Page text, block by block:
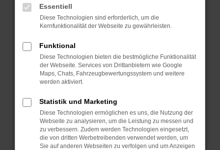
Überprüfe deine Firewall und deine
Internetverbindung.
deine Suchmaschine?
Prüfe deine Browsererweiterungen.
Manche Erweiterungen, wie Werbeblocker,
können das Laden bestimmter Seiten
anderen Browser oder in einem privaten
Fenster?
Starte dein Gerät neu.
Das kann manchmal helfen,
Essentiell
Diese Technologien sind erforderlich, um die
Kernfunktionalität der Webseite zu gewährleisten.
Funktional
Diese Technologien bieten die bestmögliche Funktionalität
der Webseite. Services von Drittanbietern wie Google
Maps, Chats, Fahrzeugbewertungssystem und weitere
werden aktiviert.
Statistik und Marketing
Diese Technologien ermöglichen es uns, die Nutzung der
Webseite zu analysieren, um die Leistung zu messen und
zu verbessern. Zudem werden Technologien eingesetzt,
die von dritten Werbetreibenden verwendet werden, um
Sie auf anderen Webseiten zu verfolgen und um Anzeigen